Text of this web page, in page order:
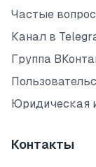
Частые
Канал в
Группа
Юридическая
Контакты